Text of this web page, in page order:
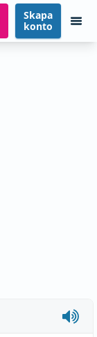
Skapa
konto